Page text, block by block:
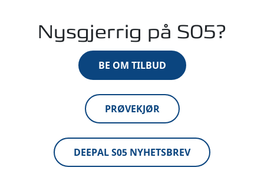
Nysgjerrig på S05?
BE OM TILBUD
PRØVEKJØR
DEEPAL S05 NYHETSBREV